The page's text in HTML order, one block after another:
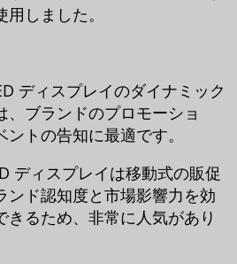
しました。
ディスプレイのダイナミック
、ブランドのプロモーショ
トの告知に最適です。
ディスプレイは移動式の販促
ンド認知度と市場影響力を効
きるため、非常に人気があり